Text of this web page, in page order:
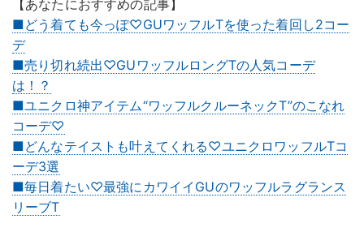
【あなたにおすすめの記事】
■どう着ても今っぽ♡GUワッフルTを使った着回し2コー
デ
■売り切れ続出♡GUワッフルロングTの人気コーデ
は！？
■ユニクロ神アイテム“ワッフルクルーネックT”のこなれ
コーデ♡
■どんなテイストも叶えてくれる♡ユニクロワッフルTコ
ーデ3選
■毎日着たい♡最強にカワイイGUのワッフルラグランス
リーブT